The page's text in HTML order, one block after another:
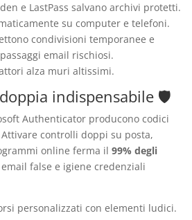
e LastPass salvano archivi protetti.
su computer e telefoni.
condivisioni temporanee e
email rischiosi.
alza muri altissimi.
indispensabile 🛡️
Authenticator producono codici
controlli doppi su posta,
online ferma il 99% degli
false e igiene credenziali
personalizzati con elementi ludici.